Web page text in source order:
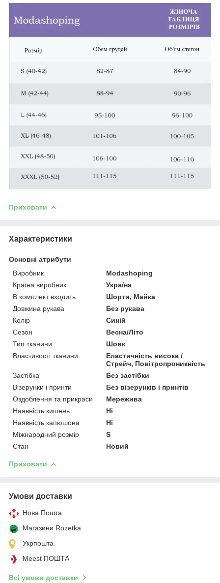
Приховати
Характеристики
Основні атрибути
Виробник
Modashoping
Країна виробник
Україна
В комплект входить
Шорти, Майка
Довжина рукава
Без рукава
Колір
Синій
Сезон
Весна/Літо
Тип тканини
Шовк
Властивості тканини
Еластичність висока /
Стрейч, Повітропроникність
Застібка
Без застібки
Візерунки і принти
Без візерунків і принтів
Оздоблення та прикраси
Мережива
Наявність кишень
Ні
Наявність капюшона
Ні
Міжнародний розмір
S
Стан
Новий
Приховати
Умови доставки
Нова Пошта
Магазини Rozetka
Укрпошта
Meest ПОШТА
Всі умови доставки